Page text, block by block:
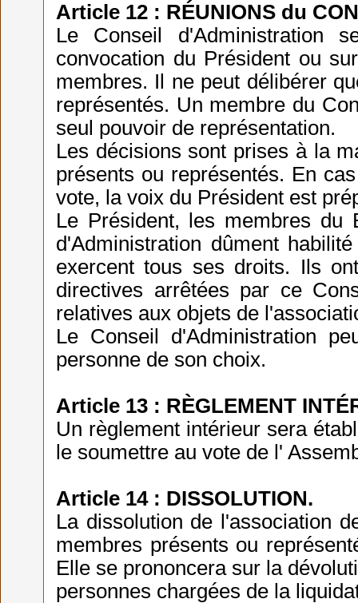
Article 12 : RÉUNIONS du
Le Conseil
convocation du Président ou
membres. Il ne peut délibérer
représentés. Un membre du
seul pouvoir de représentation.
Les décisions sont prises à la
présents ou représentés. En
vote, la voix du Président est
Le Président, les membres du
d'Administration dûment
exercent tous ses droits. Ils
directives arrêtées par ce
relatives aux objets de
Le Conseil d'Administration
personne de son choix.
Article 13 : RÈGLEMENT
Un règlement intérieur sera
le soumettre au vote de l'
Article 14 : DISSOLUTION.
La dissolution de l'association
membres présents ou
Elle se prononcera sur la
personnes chargées de la